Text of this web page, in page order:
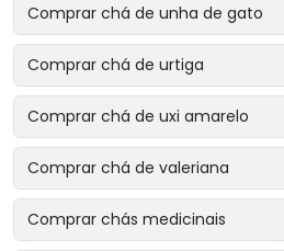
Comprar chá de unha de gato
Comprar chá de urtiga
Comprar chá de uxi amarelo
Comprar chá de valeriana
Comprar chás medicinais